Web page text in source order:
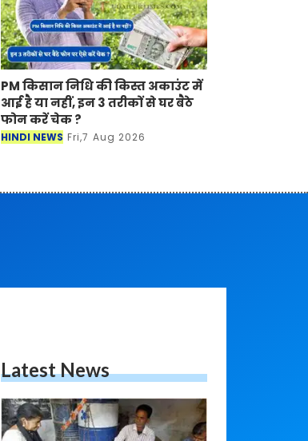
PM किसान निधि की किस्त अकाउंट में
आई है या नहीं, इन 3 तरीकों से घर बैठे
फोन करें चेक ?
HINDI NEWS Fri,7 Aug 2026
Latest News